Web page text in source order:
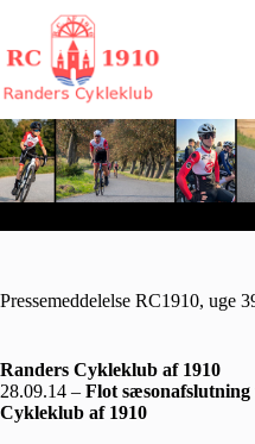
indhold
Pressemeddelelse RC1910, uge
Randers Cykleklub af 1910
28.09.14 – Flot
Cykleklub af 1910